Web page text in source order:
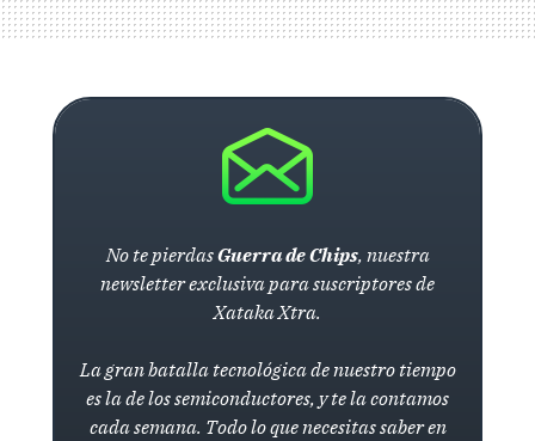
No te pierdasGuerra de Chips, nuestra
newsletter exclusiva para suscriptores de
Xataka Xtra.
La gran batalla tecnológica de nuestro tiempo
es la de los semiconductores, y te la contamos
cada semana. Todo lo que necesitas saber en